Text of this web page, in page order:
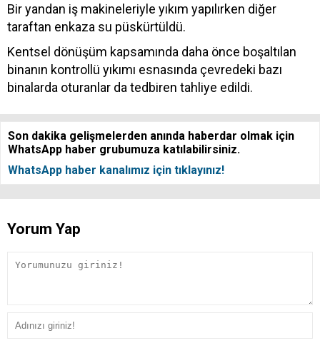
Bir yandan iş makineleriyle yıkım yapılırken diğer
taraftan enkaza su püskürtüldü.
Kentsel dönüşüm kapsamında daha önce boşaltılan
binanın kontrollü yıkımı esnasında çevredeki bazı
binalarda oturanlar da tedbiren tahliye edildi.
Son dakika gelişmelerden anında haberdar olmak için
WhatsApp haber grubumuza katılabilirsiniz.
WhatsApp haber kanalımız için tıklayınız!
Yorum Yap